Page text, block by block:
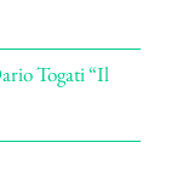
Togati “Il